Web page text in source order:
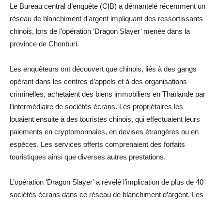
Le Bureau central d’enquête (CIB) a démantelé récemment un
réseau de blanchiment d’argent impliquant des ressortissants
chinois, lors de l’opération ‘Dragon Slayer’ menée dans la
province de Chonburi.
Les enquêteurs ont découvert que chinois, liés à des gangs
opérant dans les centres d’appels et à des organisations
criminelles, achetaient des biens immobiliers en Thaïlande par
l’intermédiaire de sociétés écrans. Les propriétaires les
louaient ensuite à des touristes chinois, qui effectuaient leurs
paiements en cryptomonnaies, en devises étrangères ou en
espèces. Les services offerts comprenaient des forfaits
touristiques ainsi que diverses autres prestations.
L’opération ‘Dragon Slayer’ a révélé l’implication de plus de 40
sociétés écrans dans ce réseau de blanchiment d’argent. Les